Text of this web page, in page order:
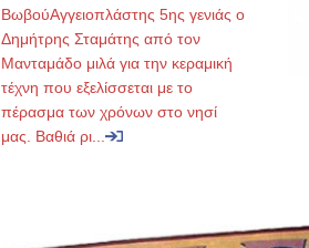
ΒωβούΑγγειοπλάστης 5ης γενιάς ο
Δημήτρης Σταμάτης από τον
Μανταμάδο μιλά για την κεραμική
τέχνη που εξελίσσεται με το
πέρασμα των χρόνων στο νησί
μας. Βαθιά ρι...